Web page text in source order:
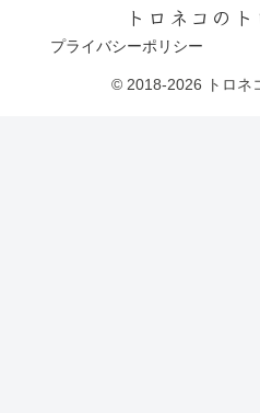
トロネコの
プライバシーポリシー
© 2018-2026 トロネ